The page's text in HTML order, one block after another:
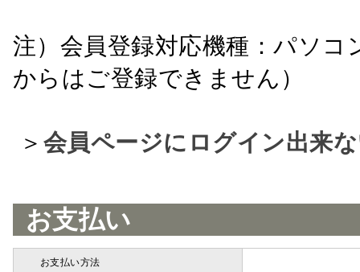
注）会員登録対応機種：パソ
からはご登録できません）
＞ 会員ページにログイン出来
お支払い
お支払い方法